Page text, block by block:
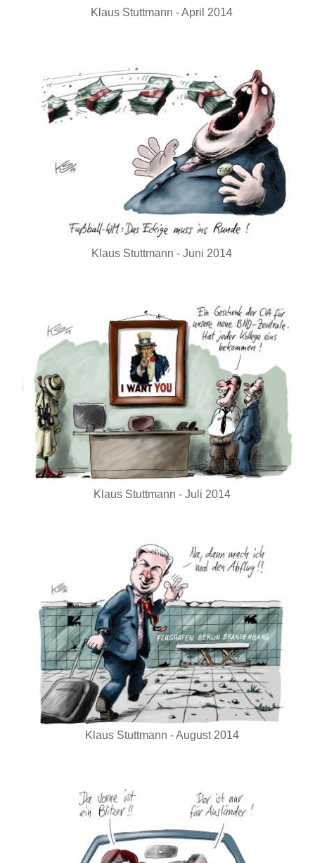
Klaus Stuttmann - April 2014
Klaus Stuttmann - Juni 2014
Klaus Stuttmann - Juli 2014
Klaus Stuttmann - August 2014